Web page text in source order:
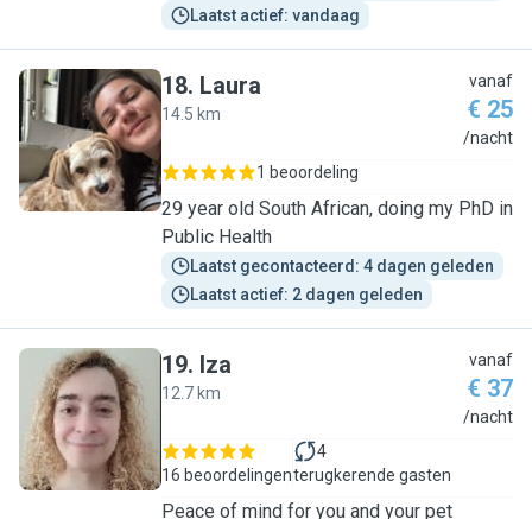
Laatst actief: vandaag
L
18. Laura
14.5 km
vanaf
€ 25
/nacht
1 beoordeling
29 year old South African, doing my PhD in
Public Health
Laatst gecontacteerd: 4 dagen geleden
Laatst actief: 2 dagen geleden
I
19. Iza
12.7 km
vanaf
€ 37
/nacht
16 beoordelingen
4
terugkerende gasten
Peace of mind for you and your pet